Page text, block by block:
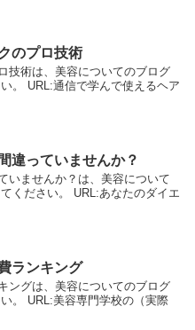
のプロ技術
技術は、美容についてのブログ
。 URL:通信で学んで使えるヘア
違っていませんか？
いませんか？は、美容について
ください。 URL:あなたのダイエ
ランキング
ングは、美容についてのブログ
。 URL:美容専門学校の（実際